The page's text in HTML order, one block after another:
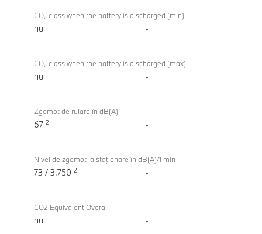
CO₂ class when the battery is discharged (min)
null -
CO₂ class when the battery is discharged (max)
null -
Zgomot de rulare în dB(A)
67 2 -
Nivel de zgomot la staţionare în dB(A)/1 min
73 / 3.750 2 -
CO2 Equivalent Overall
null -